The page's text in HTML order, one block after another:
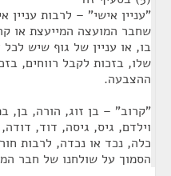
"עניין אישי" – לרבות עניין
שחבר המועצה המייעצת או
בו, או עניין של גוף שיש
שלו, בזכות לקבל רווחים,
ההצבעה.
"קרוב" – בן זוג, הורה, בן,
וילדם, גיס, גיסה, דוד,
כלה, נכד או נכדה, לרבות
הסמוך על שולחנו של חבר